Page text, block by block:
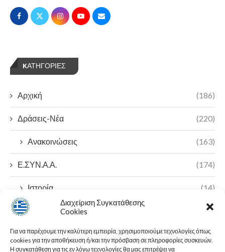
Διαχείριση Συγκατάθεσης
Cookies
Για να παρέχουμε την καλύτερη εμπειρία, χρησιμοποιούμε τεχνολογίες όπως
cookies για την αποθήκευση ή/και την πρόσβαση σε πληροφορίες συσκευών.
Η συγκατάθεση για τις εν λόγω τεχνολογίες θα μας επιτρέψει να
KΑΤΗΓΟΡΊΕΣ
Αρχική (186)
Δράσεις-Νέα (220)
Ανακοινώσεις (163)
Ε.ΣΥΝ.Α.Α. (174)
Ιστορία (14)
Π.Ο.Α.Σ.Α (7)
23ο Πανελλήνιο Συνέδριο (2)